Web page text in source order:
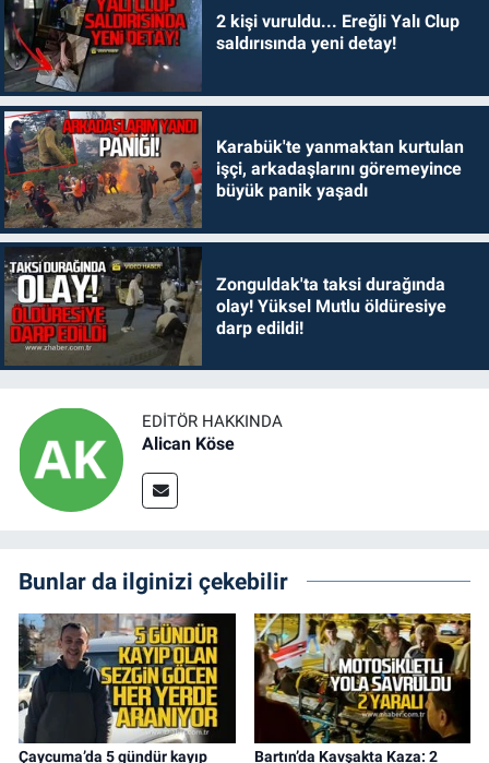
2 kişi vuruldu... Ereğli Yalı Clup
saldırısında yeni detay!
Karabük'te yanmaktan kurtulan
işçi, arkadaşlarını göremeyince
büyük panik yaşadı
Zonguldak'ta taksi durağında
olay! Yüksel Mutlu öldüresiye
darp edildi!
EDITÖR HAKKINDA
Alican Köse
Bunlar da ilginizi çekebilir
Çaycuma’da 5 gündür kayıp Bartın’da Kavşakta Kaza: 2